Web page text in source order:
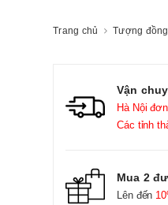
Trang chủ Tượng đồng
Vận
Hà Nội
Các tỉnh
Mua 2
Lên đến